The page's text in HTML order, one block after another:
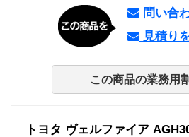
問い合
見積り
この商品の業務用
トヨタ ヴェルファイア